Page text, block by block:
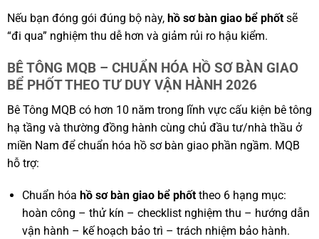
Nếu bạn đóng gói đúng bộ này, hồ sơ bàn giao bể phốtsẽ
“đi qua” nghiệm thu dễ hơn và giảm rủi ro hậu kiểm.
BÊ TÔNG MQB – CHUẨN HÓA HỒ SƠ BÀN GIAO
BỂ PHỐT THEO TƯ DUY VẬN HÀNH 2026
Bê Tông MQB có hơn 10 năm trong lĩnh vực cấu kiện bê tông
hạ tầng và thường đồng hành cùng chủ đầu tư/nhà thầu ở
miền Nam để chuẩn hóa hồ sơ bàn giao phần ngầm. MQB
hỗ trợ:
Chuẩn hóa hồ sơ bàn giao bể phốttheo 6 hạng mục:
hoàn công – thử kín – checklist nghiệm thu – hướng dẫn
vận hành – kế hoạch bảo trì – trách nhiệm bảo hành.